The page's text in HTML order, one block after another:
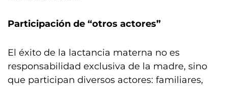
Participación de “otros actores”
El éxito de la lactancia materna no es
responsabilidad exclusiva de la madre, sino
que participan diversos actores: familiares,